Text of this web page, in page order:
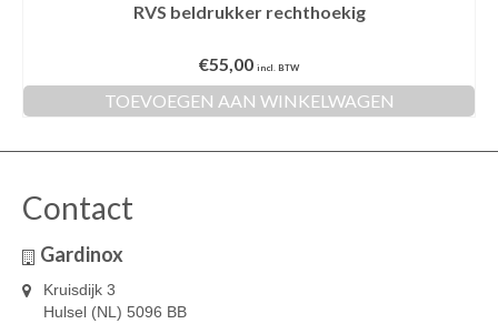
RVS beldrukker rechthoekig
€55,00 incl. BTW
TOEVOEGEN AAN WINKELWAGEN
Contact
Gardinox
Kruisdijk 3
Hulsel (NL) 5096 BB